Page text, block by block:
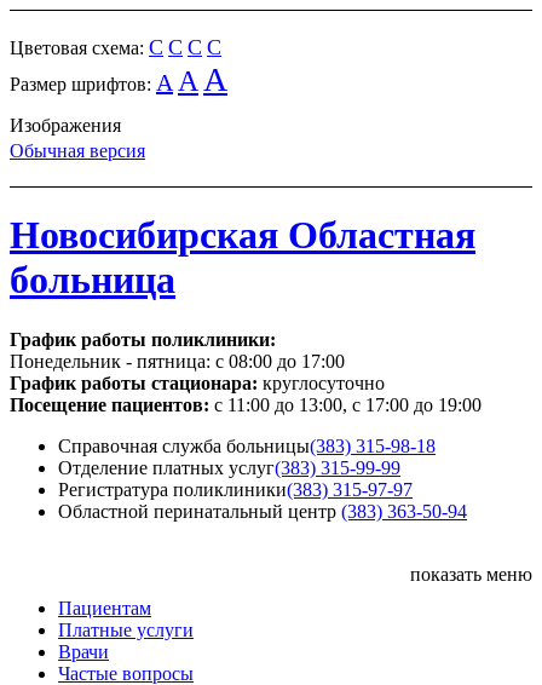
Цветовая схема: C C C C
Размер шрифтов: A A A
Изображения
Обычная версия
Новосибирская Областная
больница
График работы поликлиники:
Понедельник - пятница: с 08:00 до 17:00
График работы стационара: круглосуточно
Посещение пациентов: с 11:00 до 13:00, с 17:00 до 19:00
Справочная служба больницы(383) 315-98-18
Отделение платных услуг(383) 315-99-99
Регистратура поликлиники(383) 315-97-97
Областной перинатальный центр (383) 363-50-94
показать меню
Пациентам
Платные услуги
Врачи
Частые вопросы